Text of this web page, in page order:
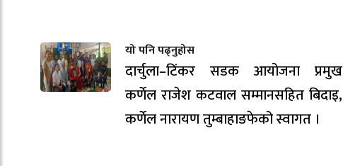
यो पनि पढ्नुहोस
दार्चुला–टिंकर सडक आयोजना प्रमुख
कर्णेल राजेश कटवाल सम्मानसहित बिदाइ,
कर्णेल नारायण तुम्बाहाङफेको स्वागत ।